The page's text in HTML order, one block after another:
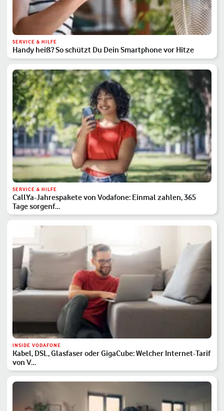
SERVICE & HILFE
Handy heiß? So schützt Du Dein Smartphone vor Hitze
SERVICE & HILFE
CallYa-Jahrespakete von Vodafone: Einmal zahlen, 365
Tage sorgenf…
INSIDE VODAFONE
Kabel, DSL, Glasfaser oder GigaCube: Welcher Internet-Tarif
von V…